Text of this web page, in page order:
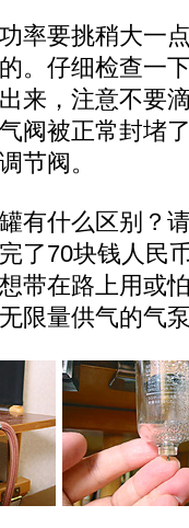
要挑稍大一
。仔细检查一
来，注意不要
阀被正常封堵
节阀。
什么区别？
了70块钱人民
带在路上用或
限量供气的气